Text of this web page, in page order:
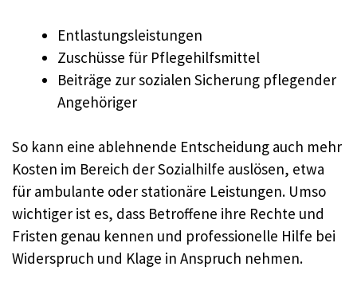
Entlastungsleistungen
Zuschüsse für Pflegehilfsmittel
Beiträge zur sozialen Sicherung pflegender
Angehöriger
So kann eine ablehnende Entscheidung auch mehr
Kosten im Bereich der Sozialhilfe auslösen, etwa
für ambulante oder stationäre Leistungen. Umso
wichtiger ist es, dass Betroffene ihre Rechte und
Fristen genau kennen und professionelle Hilfe bei
Widerspruch und Klage in Anspruch nehmen.